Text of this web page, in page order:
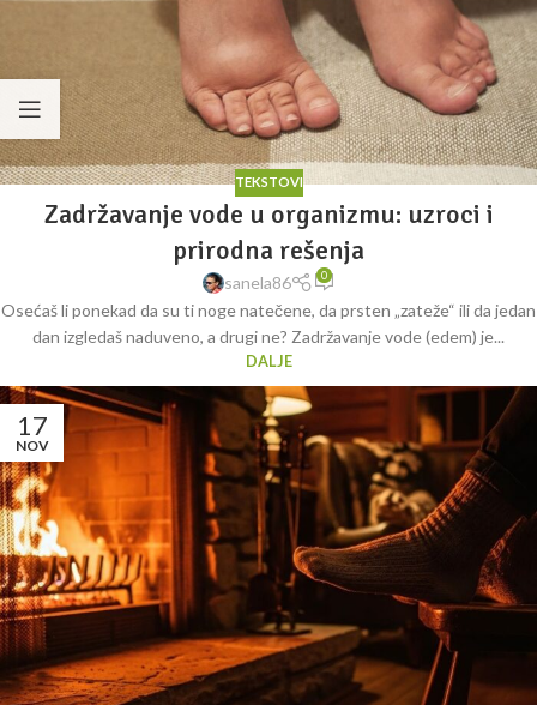
TEKSTOVI
Zadržavanje vode u organizmu: uzroci i
prirodna rešenja
sanela86 0
Osećaš li ponekad da su ti noge natečene, da prsten „zateže“ ili da jedan
dan izgledaš naduveno, a drugi ne? Zadržavanje vode (edem) je...
DALJE
17
NOV